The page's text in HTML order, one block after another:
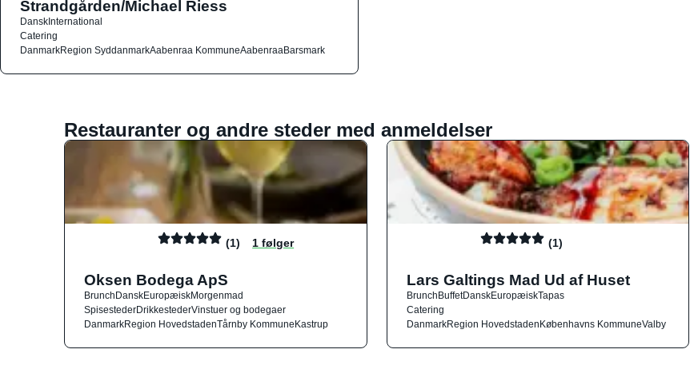
Strandgården/Michael Riess
DanskInternational
Catering
DanmarkRegion SyddanmarkAabenraa KommuneAabenraaBarsmark
Restauranter og andre steder med anmeldelser
(1) 1 følger
Oksen Bodega ApS
BrunchDanskEuropæiskMorgenmad
SpisestederDrikkestederVinstuer og bodegaer
DanmarkRegion HovedstadenTårnby KommuneKastrup
(1)
Lars Galtings Mad Ud af Huset
BrunchBuffetDanskEuropæiskTapas
Catering
DanmarkRegion HovedstadenKøbenhavns KommuneValby